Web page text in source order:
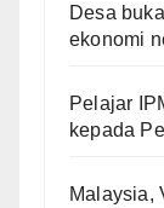
Desa
ekonomi
Pelajar
kepada
Malaysia,